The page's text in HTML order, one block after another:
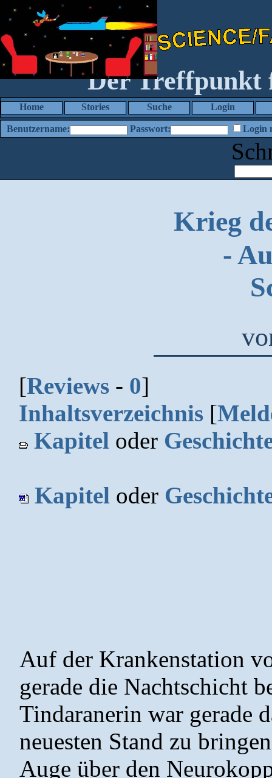
Der Treffpunkt
Home Stories Suche Login
Benutzername: Passwort: Login
Krieg
-
[Reviews - 0]
Inhaltsverzeichnis [
Kapitel oder
Kapitel oder
Auf der Krankenstation
gerade die Nachtschicht
Tindaranerin war gerade
neuesten Stand zu
Auge über den